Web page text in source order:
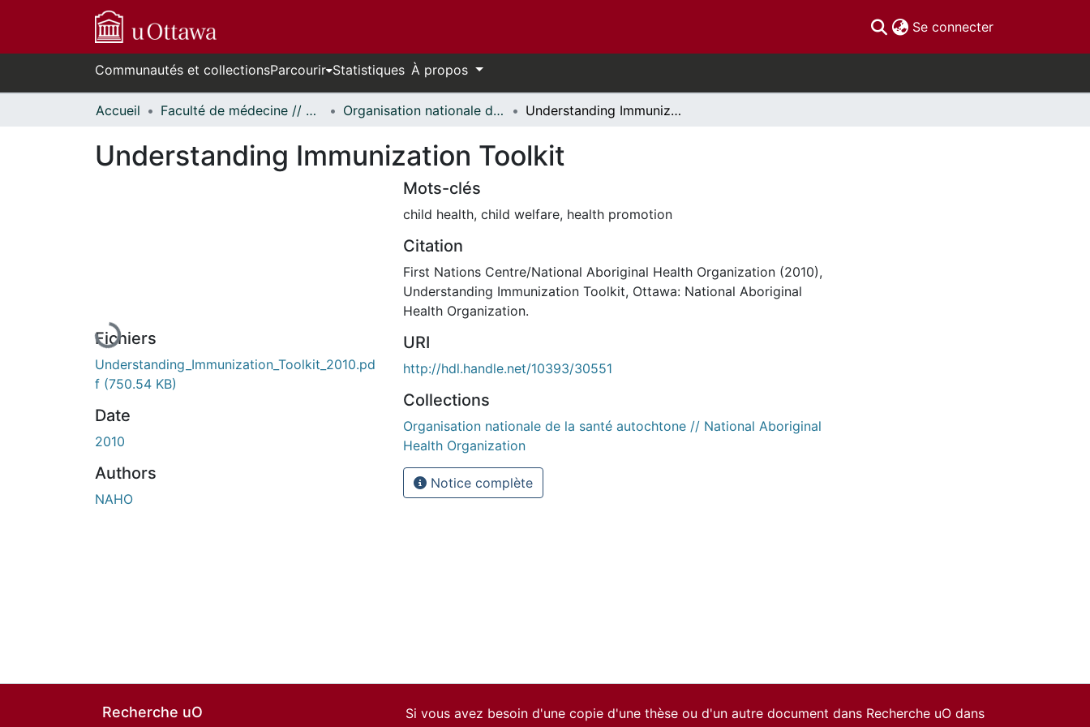
Se connecter(current)
Communautés et collectionsParcourir Statistiques À propos
Accueil Faculté de médecine // Faculty of Medicine Organisation nationale de la santé autochtone // National Aboriginal Health Organization Understanding Immunization Toolkit
Understanding Immunization Toolkit
En cours de chargement...
Fichiers
Understanding_Immunization_Toolkit_2010.pd
f (750.54 KB)
Date
2010
Authors
NAHO
Mots-clés
child health, child welfare, health promotion
Citation
First Nations Centre/National Aboriginal Health Organization (2010),
Understanding Immunization Toolkit, Ottawa: National Aboriginal
Health Organization.
URI
http://hdl.handle.net/10393/30551
Collections
Organisation nationale de la santé autochtone // National Aboriginal
Health Organization
Notice complète
Recherche uO
Si vous avez besoin d'une copie d'une thèse ou d'un autre document dans Recherche uO dans